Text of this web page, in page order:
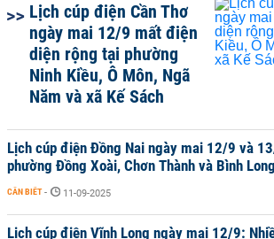
Lịch cúp điện Cần Thơ
ngày mai 12/9 mất điện
diện rộng tại phường
Ninh Kiều, Ô Môn, Ngã
Năm và xã Kế Sách
Lịch cúp điện Đồng Nai ngày mai 12/9 và
phường Đồng Xoài, Chơn Thành và Bình
CẦN BIẾT - 11-09-2025
Lịch cúp điện Vĩnh Long ngày mai 12/9: